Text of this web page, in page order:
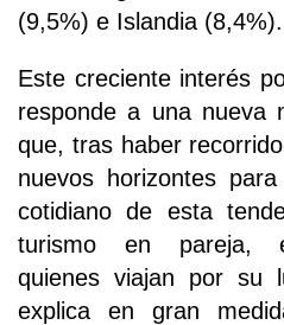
(9,5%) e Islandia (8,4%).
Este creciente interés
responde a una nueva
que, tras haber
nuevos horizontes
cotidiano de esta
turismo en pareja,
quienes viajan por su
explica en gran